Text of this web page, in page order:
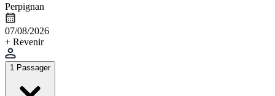
Perpignan
07/08/2026
+ Revenir
1 Passager